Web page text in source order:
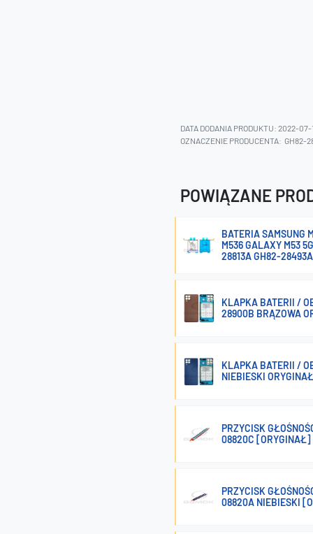
DATA DODANIA PRODUKTU: 2022-07-
OZNACZENIE PRODUCENTA: GH82-
POWIĄZANE
BATERIA SAMSUNG
M536 GALAXY M53
28813A GH82-
KLAPKA BATERII /
28900B BRĄZOWA
KLAPKA BATERII /
NIEBIESKI
PRZYCISK
08820C [ORYGINAŁ]
PRZYCISK
08820A NIEBIESKI